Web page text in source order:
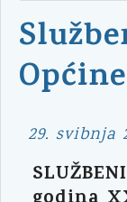
29. svibnja